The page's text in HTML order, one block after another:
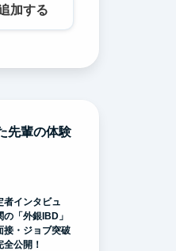
加する
先輩の体験
者インタビュ
の「外銀IBD」
接・ジョブ突破
公開！